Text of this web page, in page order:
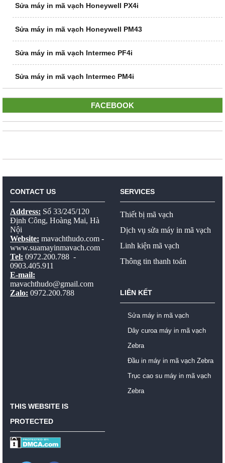
Sửa máy in mã vạch Honeywell PX4i
Sửa máy in mã vạch Honeywell PM43
Sửa máy in mã vạch Intermec PF4i
Sửa máy in mã vạch Intermec PM4i
FACEBOOK
CONTACT US
Address: Số 33/245/120
Định Công, Hoàng Mai, Hà
Nội
Website: mavachthudo.com -
www.suamayinmavach.com
Tel: 0972.200.788 -
0903.405.911
E-mail:
mavachthudo@gmail.com
Zalo: 0972.200.788
SERVICES
Thiết bị mã vạch
Dịch vụ sửa máy in mã vạch
Linh kiện mã vạch
Thông tin thanh toán
LIÊN KẾT
Sửa máy in mã vạch
Dây curoa máy in mã vạch
Zebra
Đầu in máy in mã vạch Zebra
Trục cao su máy in mã vạch
Zebra
THIS WEBSITE IS
PROTECTED